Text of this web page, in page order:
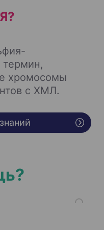
хромосомы
с ХМЛ.